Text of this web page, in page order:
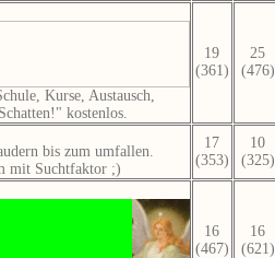
Kurse, Austausch,
kostenlos.
19
(361)
25
(476)
bis zum umfallen.
mit Suchtfaktor ;)
17
(353)
10
(325)
16
(467)
16
(621)